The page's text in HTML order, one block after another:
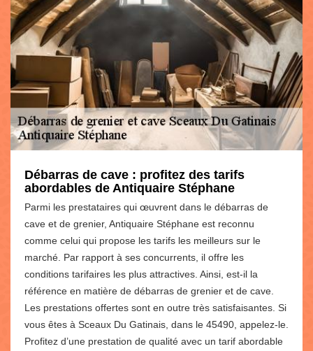
Débarras de cave : profitez des tarifs
abordables de Antiquaire Stéphane
Parmi les prestataires qui œuvrent dans le débarras de
cave et de grenier, Antiquaire Stéphane est reconnu
comme celui qui propose les tarifs les meilleurs sur le
marché. Par rapport à ses concurrents, il offre les
conditions tarifaires les plus attractives. Ainsi, est-il la
référence en matière de débarras de grenier et de cave.
Les prestations offertes sont en outre très satisfaisantes. Si
vous êtes à Sceaux Du Gatinais, dans le 45490, appelez-le.
Profitez d’une prestation de qualité avec un tarif abordable